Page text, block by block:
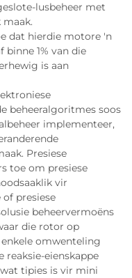
lusbeheer met
dat hierdie motore 'n
binne 1% van die
is aan
beheeralgoritmes soos
implementeer,
Presiese
toe om presiese
vir
presiese
beheervermoëns
die rotor op
omwenteling
reaksie-eienskappe
tipies is vir mini